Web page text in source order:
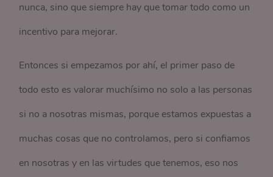
nunca, sino que siempre hay que tomar todo como un
incentivo para mejorar.
Entonces si empezamos por ahí, el primer paso de
todo esto es valorar muchísimo no solo a las personas
si no a nosotras mismas, porque estamos expuestas a
muchas cosas que no controlamos, pero si confiamos
en nosotras y en las virtudes que tenemos, eso nos